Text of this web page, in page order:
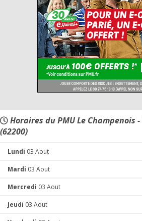
Horaires du PMU Le Champenois
(62200)
Lundi 03 Aout
Mardi 03 Aout
Mercredi 03 Aout
Jeudi 03 Aout